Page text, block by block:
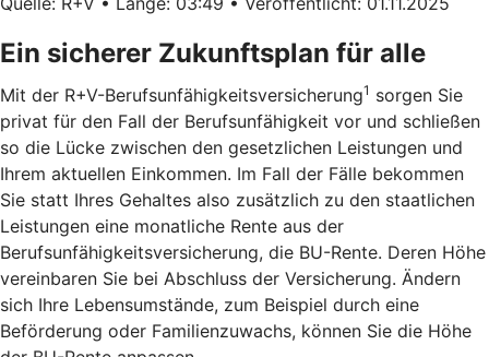
Ein sicherer Zukunftsplan für alle
Mit der R+V-Berufsunfähigkeitsversicherung1 sorgen Sie
privat für den Fall der Berufsunfähigkeit vor und schließen
so die Lücke zwischen den gesetzlichen Leistungen und
Ihrem aktuellen Einkommen. Im Fall der Fälle bekommen
Sie statt Ihres Gehaltes also zusätzlich zu den staatlichen
Leistungen eine monatliche Rente aus der
Berufsunfähigkeitsversicherung, die BU-Rente. Deren Höhe
vereinbaren Sie bei Abschluss der Versicherung. Ändern
sich Ihre Lebensumstände, zum Beispiel durch eine
Beförderung oder Familienzuwachs, können Sie die Höhe